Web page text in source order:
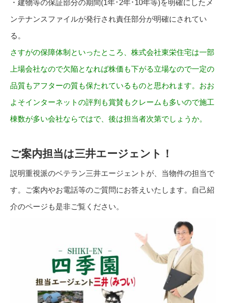
・建物等の保証部分の期間(1年･2年･10年等)を明確にしたメ
ンテナンスファイルが発行され責任部分が明確にされてい
る。
さすがの保障体制といったところ、株式会社東栄住宅は一部
上場会社なので欠陥となれば株価も下がる立場なので一定の
品質もアフターの質も保たれているものと思われます。おお
よそインターネットの評判も賞賛もクレームも多いので施工
棟数が多い会社ならではで、後は担当者次第でしょうか。
ご案内担当は三井エージェント！
説明重視派のベテラン三井エージェントが、当物件の担当で
す。ご案内やお電話等のご質問にお答えいたします。自己紹
介のページも是非ご覧ください。